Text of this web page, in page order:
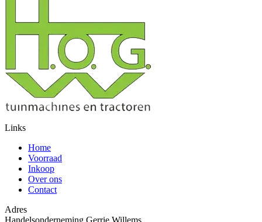
Links
Home
Voorraad
Inkoop
Over ons
Contact
Adres